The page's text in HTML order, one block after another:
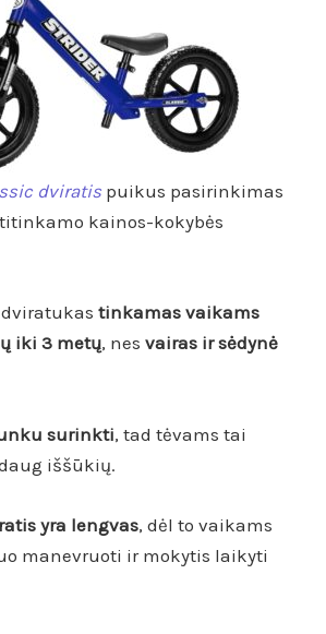
dviratis puikus pasirinkimas
kainos-kokybės
dviratukastinkamas vaikams
iki 3 metų, nesvairas ir sėdynė
surinkti, tad tėvams tai
iššūkių.
yra lengvas, dėl to vaikams
manevruoti ir mokytis laikyti